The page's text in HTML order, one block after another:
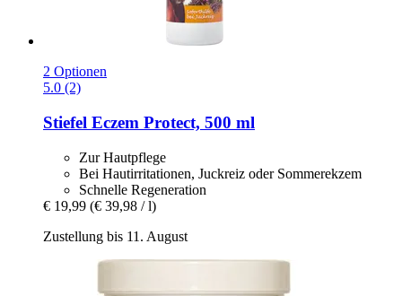
2 Optionen
5.0 (2)
Stiefel Eczem Protect, 500 ml
Zur Hautpflege
Bei Hautirritationen, Juckreiz oder Sommerekzem
Schnelle Regeneration
€ 19,99 (€ 39,98 / l)
Zustellung bis 11. August